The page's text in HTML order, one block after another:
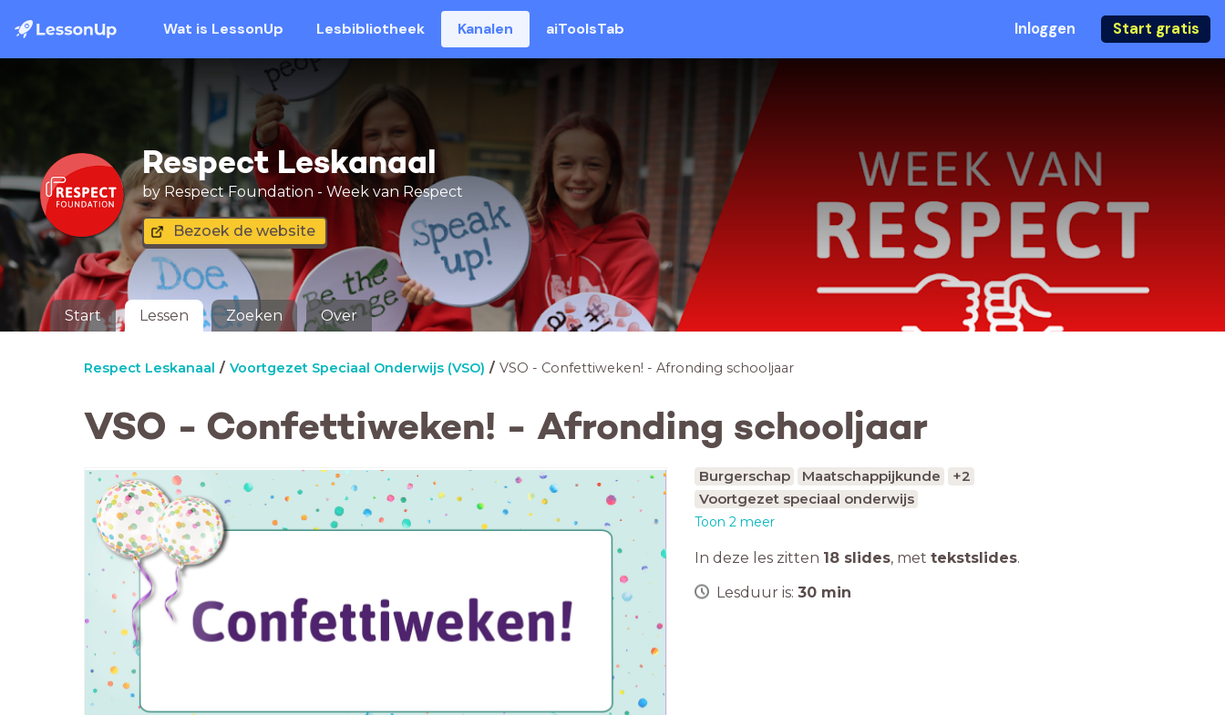
Wat is LessonUp Lesbibliotheek Kanalen aiToolsTab Inloggen Start gratis
Respect Leskanaal
by Respect Foundation - Week van Respect
Bezoek de website
Start Lessen Zoeken Over
Respect Leskanaal Voortgezet Speciaal Onderwijs (VSO) VSO - Confettiweken! - Afronding schooljaar
VSO - Confettiweken! - Afronding schooljaar
Burgerschap Maatschappijkunde
+2
Voortgezet speciaal onderwijs
Toon 2 meer
In deze les zitten 18 slides, met tekstslides.
Lesduur is: 30 min